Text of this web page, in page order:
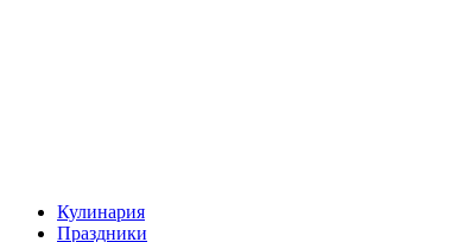
Кулинария
Праздники